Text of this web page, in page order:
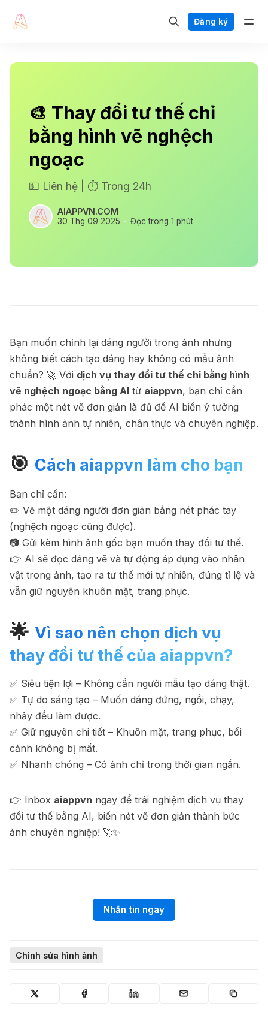
Đăng ký
🎨 Thay đổi tư thế chỉ
bằng hình vẽ nghệch
ngoạc
💵 Liên hệ | ⏱️ Trong 24h
AIAPPVN.COM
30 Thg 09 2025 Đọc trong 1 phút
Bạn muốn chỉnh lại dáng người trong ảnh nhưng
không biết cách tạo dáng hay không có mẫu ảnh
chuẩn? 🚀 Với dịch vụ thay đổi tư thế chỉ bằng hình
vẽ nghệch ngoạc bằng AI từ aiappvn, bạn chỉ cần
phác một nét vẽ đơn giản là đủ để AI biến ý tưởng
thành hình ảnh tự nhiên, chân thực và chuyên nghiệp.
🎯 Cách aiappvn làm cho bạn
Bạn chỉ cần:
✏️ Vẽ một dáng người đơn giản bằng nét phác tay
(nghệch ngoạc cũng được).
📷 Gửi kèm hình ảnh gốc bạn muốn thay đổi tư thế.
👉 AI sẽ đọc dáng vẽ và tự động áp dụng vào nhân
vật trong ảnh, tạo ra tư thế mới tự nhiên, đúng tỉ lệ và
vẫn giữ nguyên khuôn mặt, trang phục.
🌟 Vì sao nên chọn dịch vụ
thay đổi tư thế của aiappvn?
✅ Siêu tiện lợi – Không cần người mẫu tạo dáng thật.
✅ Tự do sáng tạo – Muốn dáng đứng, ngồi, chạy,
nhảy đều làm được.
✅ Giữ nguyên chi tiết – Khuôn mặt, trang phục, bối
cảnh không bị mất.
✅ Nhanh chóng – Có ảnh chỉ trong thời gian ngắn.
👉 Inbox aiappvn ngay để trải nghiệm dịch vụ thay
đổi tư thế bằng AI, biến nét vẽ đơn giản thành bức
ảnh chuyên nghiệp! 🚀✨
Nhắn tin ngay
Chỉnh sửa hình ảnh